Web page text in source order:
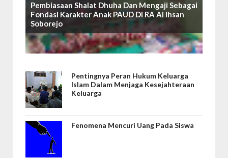
Pembiasaan Shalat Dhuha Dan Mengaji Sebagai
Fondasi Karakter Anak PAUD Di RA Al Ihsan
Soborejo
Pentingnya Peran Hukum Keluarga
Islam Dalam Menjaga Kesejahteraan
Keluarga
Fenomena Mencuri Uang Pada Siswa